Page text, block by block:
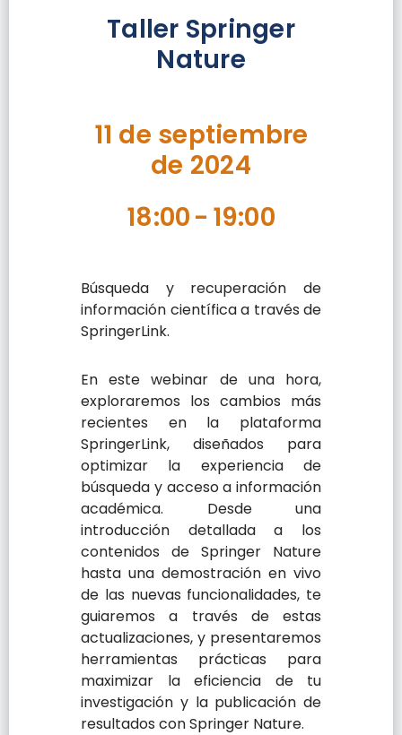
Taller Springer
Nature
11 de septiembre
de 2024
18:00- 19:00
Búsqueda y recuperación de
información científica a través de
SpringerLink.
En este webinar de una hora,
exploraremos los cambios más
recientes en la plataforma
SpringerLink, diseñados para
optimizar la experiencia de
búsqueda y acceso a información
académica. Desde una
introducción detallada a los
contenidos de Springer Nature
hasta una demostración en vivo
de las nuevas funcionalidades, te
guiaremos a través de estas
actualizaciones, y presentaremos
herramientas prácticas para
maximizar la eficiencia de tu
investigación y la publicación de
resultados con Springer Nature.